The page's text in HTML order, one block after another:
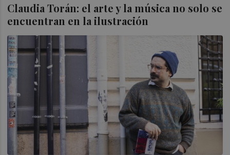
Claudia Torán: el arte y la música no solo se
encuentran en la ilustración